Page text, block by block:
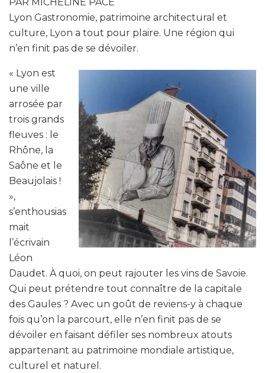
Lyon Gastronomie, patrimoine architectural et
culture, Lyon a tout pour plaire. Une région qui
n’en finit pas de se dévoiler.
« Lyon est
une ville
arrosée par
trois grands
fleuves : le
Rhône, la
Saône et le
Beaujolais !
»,
s’enthousias
mait
l’écrivain
Léon
Daudet. À quoi, on peut rajouter les vins de Savoie.
Qui peut prétendre tout connaître de la capitale
des Gaules ? Avec un goût de reviens-y à chaque
fois qu’on la parcourt, elle n’en finit pas de se
dévoiler en faisant défiler ses nombreux atouts
appartenant au patrimoine mondiale artistique,
culturel et naturel.